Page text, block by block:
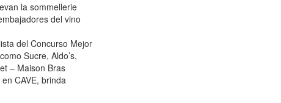
la sommellerie
del vino
del Concurso Mejor
Sucre, Aldo’s,
– Maison Bras
CAVE, brinda